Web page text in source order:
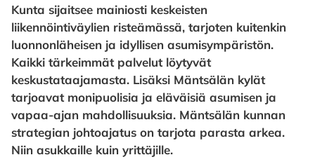
Kunta sijaitsee mainiosti keskeisten
liikennöintiväylien risteämässä, tarjoten kuitenkin
luonnonläheisen ja idyllisen asumisympäristön.
Kaikki tärkeimmät palvelut löytyvät
keskustataajamasta. Lisäksi Mäntsälän kylät
tarjoavat monipuolisia ja eläväisiä asumisen ja
vapaa-ajan mahdollisuuksia. Mäntsälän kunnan
strategian johtoajatus on tarjota parasta arkea.
Niin asukkaille kuin yrittäjille.